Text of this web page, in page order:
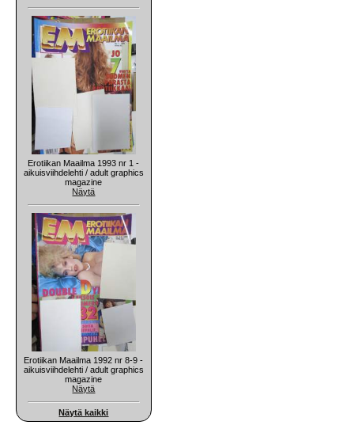
Erotiikan Maailma 1993 nr 1 -
aikuisviihdelehti / adult graphics
magazine
Näytä
Erotiikan Maailma 1992 nr 8-9 -
aikuisviihdelehti / adult graphics
magazine
Näytä
Näytä kaikki